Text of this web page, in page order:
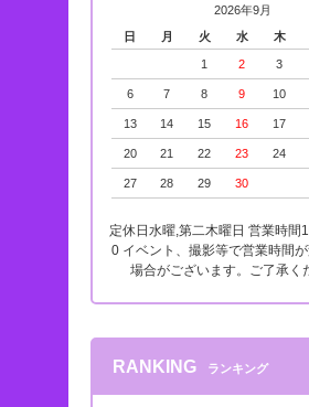
2026年9月
日
月 火 水 木
1 2 3
6 7 8 9 10
13 14 15 16 17
20 21 22 23 24
27 28 29 30
定休日水曜,第二木曜日 営業時間
0 イベント、撮影等で営業時間
場合がございます。ご了承く
RANKING ランキング